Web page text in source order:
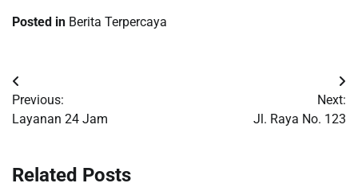
Posted in Berita Terpercaya
Post
navigation
Previous:
Layanan 24 Jam
Next:
Jl. Raya No. 123
Related Posts